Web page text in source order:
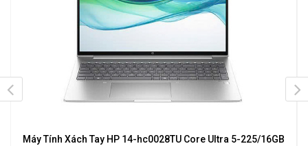
Máy Tính Xách Tay HP 14-hc0028TU Core Ultra 5-225/16GB